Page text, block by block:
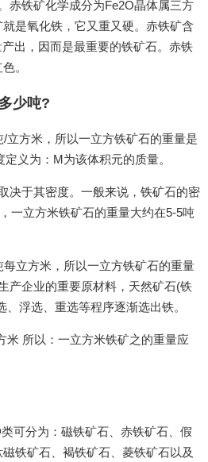
赤铁矿化学成分为Fe2O晶体属三方
是氧化铁，它又重又硬。赤铁矿含
出，因而是最重要的铁矿石。赤铁
。
少吨?
立方米，所以一立方铁矿石的重量是
义为：M为该体积元的质量。
决于其密度。一般来说，铁矿石的密
一立方米铁矿石的重量大约在5-5吨
立方米，所以一立方铁矿石的重量
产企业的重要原材料，天然矿石(铁
浮选、重选等程序逐渐选出铁。
米 所以：一立方米铁矿之的重量应
可分为：磁铁矿石、赤铁矿石、假
铁矿石、褐铁矿石、菱铁矿石以及